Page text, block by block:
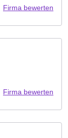
Firma bewerten
Firma bewerten